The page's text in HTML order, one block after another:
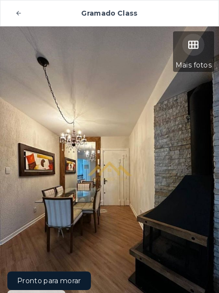
Gramado Class
Mais fotos
Pronto para morar